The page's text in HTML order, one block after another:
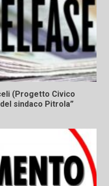
(Progetto Civico
sindaco Pitrola”